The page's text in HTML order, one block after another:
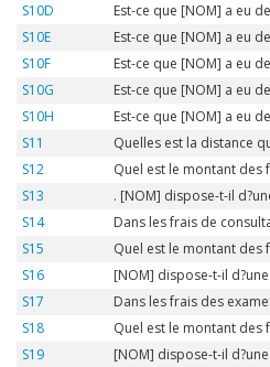
S10D
Est-ce que [NOM] a eu
S10E
Est-ce que [NOM] a eu
S10F
Est-ce que [NOM] a eu
S10G
Est-ce que [NOM] a eu
S10H
Est-ce que [NOM] a eu
S11
Quelles est la distance
S12
Quel est le montant
S13
. [NOM] dispose-t-il
S14
Dans les frais de
S15
Quel est le montant des
S16
[NOM] dispose-t-il
S17
Dans les frais des
S18
Quel est le montant
S19
[NOM] dispose-t-il